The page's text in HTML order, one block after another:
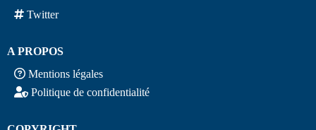
Twitter
A PROPOS
Mentions légales
Politique de confidentialité